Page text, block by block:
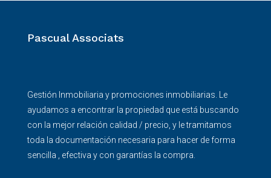
Pascual Associats
Gestión Inmobiliaria y promociones inmobiliarias. Le
ayudamos a encontrar la propiedad que está buscando
con la mejor relación calidad / precio, y le tramitamos
toda la documentación necesaria para hacer de forma
sencilla , efectiva y con garantías la compra.